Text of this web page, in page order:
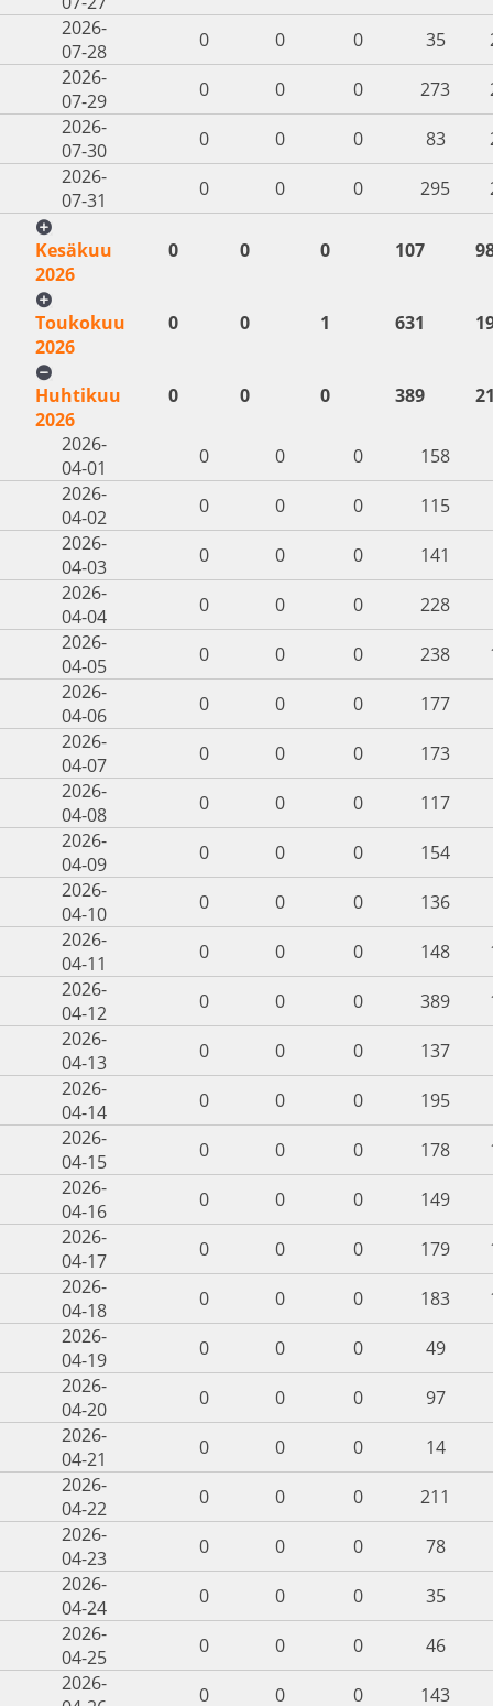
2026-
07-28
0 0 0 35
2026-
07-29
0 0 0 273
2026-
07-30
0 0 0 83
2026-
07-31
0 0 0 295
Kesäkuu
2026
0 0 0 107
Toukokuu
2026
0 0 1 631
Huhtikuu
2026
0 0 0 389
2026-
04-01
0 0 0
158
2026-
04-02
0 0 0
115
2026-
04-03
0 0 0
141
2026-
04-04
0 0 0
228
2026-
04-05
0 0 0 238
2026-
04-06
0 0 0
177
2026-
04-07
0 0 0
173
2026-
04-08
0 0 0
117
2026-
04-09
0 0 0
154
2026-
04-10
0 0 0
136
2026-
04-11
0 0 0 148
2026-
04-12
0 0 0 389
2026-
04-13
0 0 0
137
2026-
04-14
0 0 0
195
2026-
04-15
0 0 0 178
2026-
04-16
0 0 0
149
2026-
04-17
0 0 0 179
2026-
04-18
0 0 0 183
2026-
04-19
0 0 0
49
2026-
04-20
0 0 0
97
2026-
04-21
0 0 0
14
2026-
04-22
0 0 0
211
2026-
04-23
0 0 0
78
2026-
04-24
0 0 0
35
2026-
04-25
0 0 0
46
2026-
0 0 0 143